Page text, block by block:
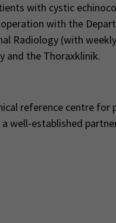
with cystic
with the
Radiology (with
and the Thoraxklinik.
reference centre
well-established